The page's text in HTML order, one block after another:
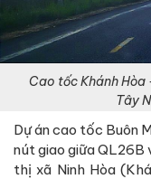
Cao tốc Khánh
Tây
Dự án cao tốc Buôn
nút giao giữa QL26B
thị xã Ninh Hòa